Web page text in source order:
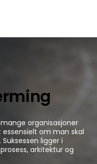
organisasjoner
om man skal
ligger i
arkitektur og